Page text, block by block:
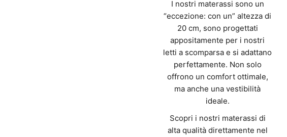
I nostri materassi sono un
“eccezione: con un” altezza di
20 cm, sono progettati
appositamente per i nostri
letti a scomparsa e si adattano
perfettamente. Non solo
offrono un comfort ottimale,
ma anche una vestibilità
ideale.
Scopri i nostri materassi di
alta qualità direttamente nel